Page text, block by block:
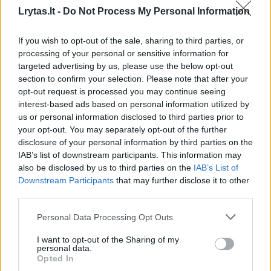
Lrytas.lt - Do Not Process My Personal Information
If you wish to opt-out of the sale, sharing to third parties, or
processing of your personal or sensitive information for
targeted advertising by us, please use the below opt-out
section to confirm your selection. Please note that after your
opt-out request is processed you may continue seeing
interest-based ads based on personal information utilized by
us or personal information disclosed to third parties prior to
your opt-out. You may separately opt-out of the further
disclosure of your personal information by third parties on the
IAB’s list of downstream participants. This information may
also be disclosed by us to third parties on the IAB’s List of
Downstream Participants that may further disclose it to other
Personal Data Processing Opt Outs
I want to opt-out of the Sharing of my
personal data.
Opted In
Vaidas Baumila apie meilės paieškas ir asmeninių
patirčių įkvėptas dainas
Laidos | Pokalbiai prie jūros. Atostogų ritmu
00:00:40
Dronai Vokietijoje kelia vis daugiau klausimų: du
pastebėti virš karinės bazės
Žinios | Pasaulis
Visi įrašai
Žiūrimiausi įrašai